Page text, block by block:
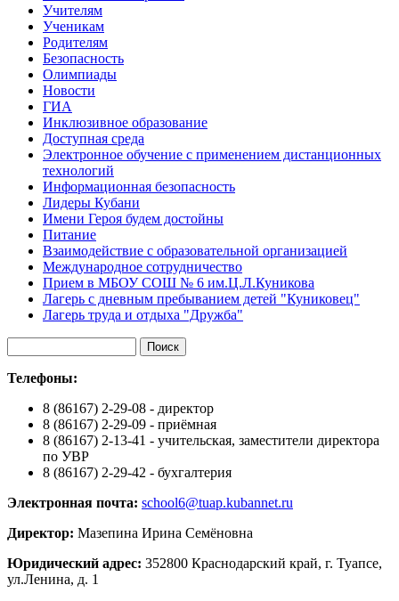
Учителям
Ученикам
Родителям
Безопасность
Олимпиады
Новости
ГИА
Инклюзивное образование
Доступная среда
Электронное обучение с применением дистанционных
технологий
Информационная безопасность
Лидеры Кубани
Имени Героя будем достойны
Питание
Взаимодействие с образовательной организацией
Международное сотрудничество
Прием в МБОУ СОШ № 6 им.Ц.Л.Куникова
Лагерь с дневным пребыванием детей "Куниковец"
Лагерь труда и отдыха "Дружба"
Телефоны:
8 (86167) 2-29-08 - директор
8 (86167) 2-29-09 - приёмная
8 (86167) 2-13-41 - учительская, заместители директора
по УВР
8 (86167) 2-29-42 - бухгалтерия
Электронная почта: school6@tuap.kubannet.ru
Директор: Мазепина Ирина Семёновна
Юридический адрес: 352800 Краснодарский край, г. Туапсе,
ул.Ленина, д. 1